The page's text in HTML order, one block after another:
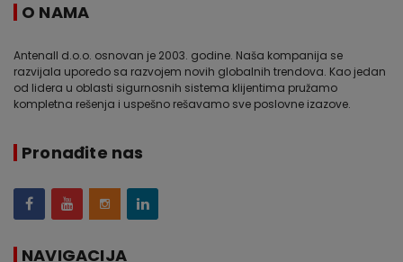
O NAMA
Antenall d.o.o. osnovan je 2003. godine. Naša kompanija se
razvijala uporedo sa razvojem novih globalnih trendova. Kao jedan
od lidera u oblasti sigurnosnih sistema klijentima pružamo
kompletna rešenja i uspešno rešavamo sve poslovne izazove.
Pronađite nas
NAVIGACIJA